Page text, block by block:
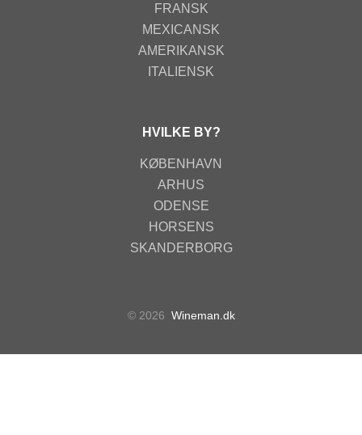
FRANSK
MEXICANSK
AMERIKANSK
ITALIENSK
HVILKE BY?
KØBENHAVN
ARHUS
ODENSE
HORSENS
SKANDERBORG
© 2026 Wineman.dk